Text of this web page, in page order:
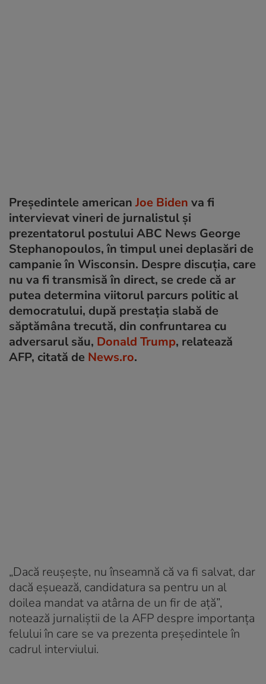
Președintele american Joe Biden va fi
intervievat vineri de jurnalistul şi
prezentatorul postului ABC News George
Stephanopoulos, în timpul unei deplasări de
campanie în Wisconsin. Despre discuția, care
nu va fi transmisă în direct, se crede că ar
putea determina viitorul parcurs politic al
democratului, după prestația slabă de
săptămâna trecută, din confruntarea cu
adversarul său, Donald Trump, relatează
AFP, citată de News.ro.
„Dacă reuşeşte, nu înseamnă că va fi salvat, dar
dacă eşuează, candidatura sa pentru un al
doilea mandat va atârna de un fir de aţă”,
notează jurnaliștii de la AFP despre importanța
felului în care se va prezenta președintele în
cadrul interviului.